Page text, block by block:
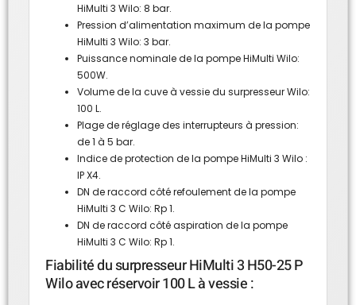
HiMulti 3 Wilo: 8 bar.
Pression d’alimentation maximum de la pompe
HiMulti 3 Wilo: 3 bar.
Puissance nominale de la pompe HiMulti Wilo:
500W.
Volume de la cuve à vessie du surpresseur Wilo:
100 L.
Plage de réglage des interrupteurs à pression:
de 1 à 5 bar.
Indice de protection de la pompe HiMulti 3 Wilo :
IP X4.
DN de raccord côté refoulement de la pompe
HiMulti 3 C Wilo: Rp 1.
DN de raccord côté aspiration de la pompe
HiMulti 3 C Wilo: Rp 1.
Fiabilité du surpresseur HiMulti 3 H50-25 P
Wilo avec réservoir 100 L à vessie :